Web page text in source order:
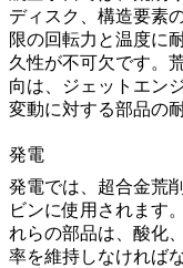
ディスク、構造要素
限の回転力と温度に
久性が不可欠です。
向は、ジェットエン
変動に対する部品の
発電
発電では、超合金荒
ビンに使用されます
れらの部品は、酸化
率を維持しなければ